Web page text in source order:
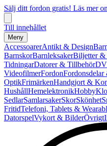
Sälj ditt fordon gratis! Läs mer
Till innehållet
Meny
AccessoarerAntikt & Design
BarnskorBarnleksakerBiljetter &
TidningarDatorer & Tillbehör
VideofilmerFordon
OptikFrimärkenHandgjort &
HushållHemelektronikHobby
SedlarSamlarsakerSkorSkönhet
FritidTelefoni, Tablets &
DatorspelVykort & BilderÖvrigt